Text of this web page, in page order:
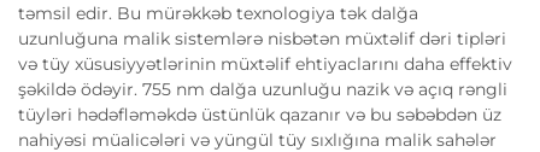
təmsil edir. Bu mürəkkəb texnologiya tək dalğa
uzunluğuna malik sistemlərə nisbətən müxtəlif dəri tipləri
və tüy xüsusiyyətlərinin müxtəlif ehtiyaclarını daha effektiv
şəkildə ödəyir. 755 nm dalğa uzunluğu nazik və açıq rəngli
tüyləri hədəfləməkdə üstünlük qazanır və bu səbəbdən üz
nahiyəsi müalicələri və yüngül tüy sıxlığına malik sahələr